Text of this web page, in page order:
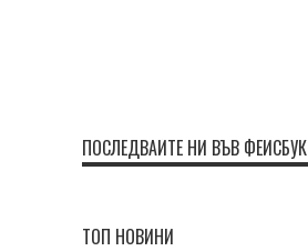
ПОСЛЕДВАЙТЕ НИ ВЪВ ФЕЙСБУК
ТОП НОВИНИ